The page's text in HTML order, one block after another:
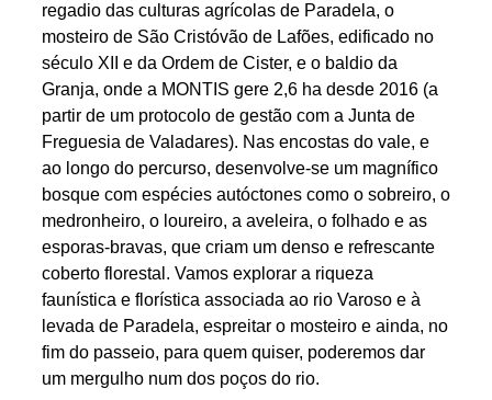
regadio das culturas agrícolas de Paradela, o
mosteiro de São Cristóvão de Lafões, edificado no
século XII e da Ordem de Cister, e o baldio da
Granja, onde a MONTIS gere 2,6 ha desde 2016 (a
partir de um protocolo de gestão com a Junta de
Freguesia de Valadares). Nas encostas do vale, e
ao longo do percurso, desenvolve-se um magnífico
bosque com espécies autóctones como o sobreiro, o
medronheiro, o loureiro, a aveleira, o folhado e as
esporas-bravas, que criam um denso e refrescante
coberto florestal. Vamos explorar a riqueza
faunística e florística associada ao rio Varoso e à
levada de Paradela, espreitar o mosteiro e ainda, no
fim do passeio, para quem quiser, poderemos dar
um mergulho num dos poços do rio.